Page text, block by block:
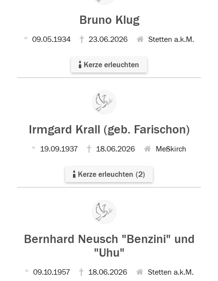
Bruno Klug
09.05.1934 23.06.2026 Stetten a.k.M.
Kerze erleuchten
Irmgard Krall (geb. Farischon)
19.09.1937 18.06.2026 Meßkirch
Kerze erleuchten (2)
Bernhard Neusch "Benzini" und
"Uhu"
09.10.1957 18.06.2026 Stetten a.k.M.